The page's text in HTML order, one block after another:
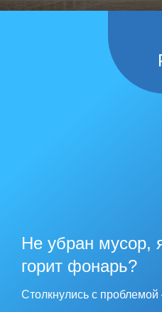
Не убран мусор,
горит фонарь?
Столкнулись с